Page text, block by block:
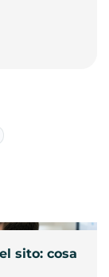
sito: cosa